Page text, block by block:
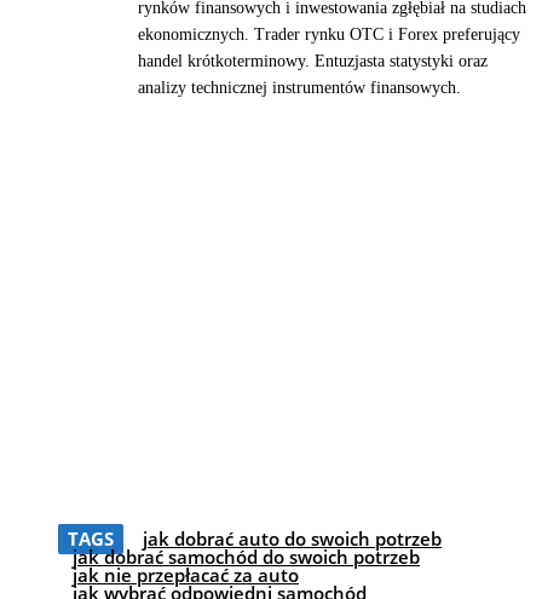
rynków finansowych i inwestowania zgłębiał na studiach
ekonomicznych. Trader rynku OTC i Forex preferujący
handel krótkoterminowy. Entuzjasta statystyki oraz
analizy technicznej instrumentów finansowych.
TAGS jak dobrać auto do swoich potrzeb
jak dobrać samochód do swoich potrzeb
jak nie przepłacać za auto
jak wybrać odpowiedni samochód